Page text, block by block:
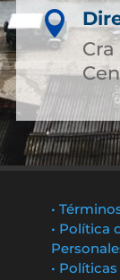

•
• Política
•